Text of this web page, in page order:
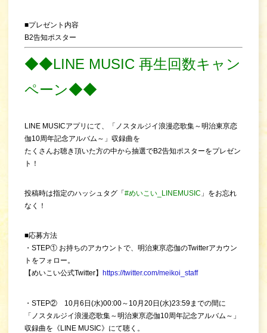
■プレゼント内容
B2告知ポスター
◆◆LINE MUSIC 再生回数キャン
ペーン◆◆
LINE MUSICアプリにて、「ノスタルジイ浪漫恋歌集～明治東亰恋
伽10周年記念アルバム～」収録曲を
たくさんお聴き頂いた方の中から抽選でB2告知ポスターをプレゼン
ト！
投稿時は指定のハッシュタグ「 #めいこい_LINEMUSIC 」をお忘れ
なく！
■応募方法
・STEP① お持ちのアカウントで、明治東亰恋伽のTwitterアカウン
トをフォロー。
【めいこい公式Twitter】
https://twitter.com/meikoi_staff
・STEP② 10月6日(水)00:00～10月20日(水)23:59までの間に
「ノスタルジイ浪漫恋歌集～明治東亰恋伽10周年記念アルバム～」
収録曲を《LINE MUSIC》にて聴く。